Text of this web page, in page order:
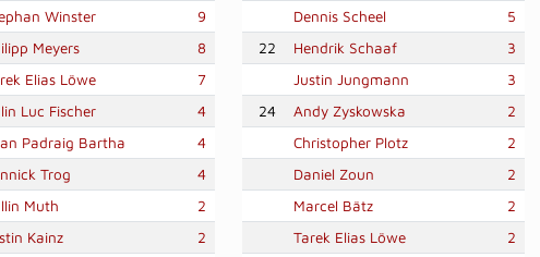
Winster
9
Meyers
8
Elias Löwe
7
Luc Fischer
4
Padraig Bartha
4
Trog
4
Muth
2
Kainz
2
Dennis Scheel
5
22
Hendrik Schaaf
3
Justin Jungmann
3
24
Andy Zyskowska
2
Christopher Plotz
2
Daniel Zoun
2
Marcel Bätz
2
Tarek Elias Löwe
2